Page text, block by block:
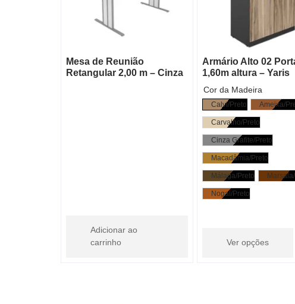
Mesa de Reunião
Retangular 2,00 m – Cinza
Adicionar ao
carrinho
Armário Alto 02
1,60m altura – Yaris
Cor da Madeira
Calvi/Preto Ameixa/
Carvalho/Preto
Cinza Grafite/Preto
Macadâmia/Preto
Málaga/Preto
Nogal/Preto
Ver opções